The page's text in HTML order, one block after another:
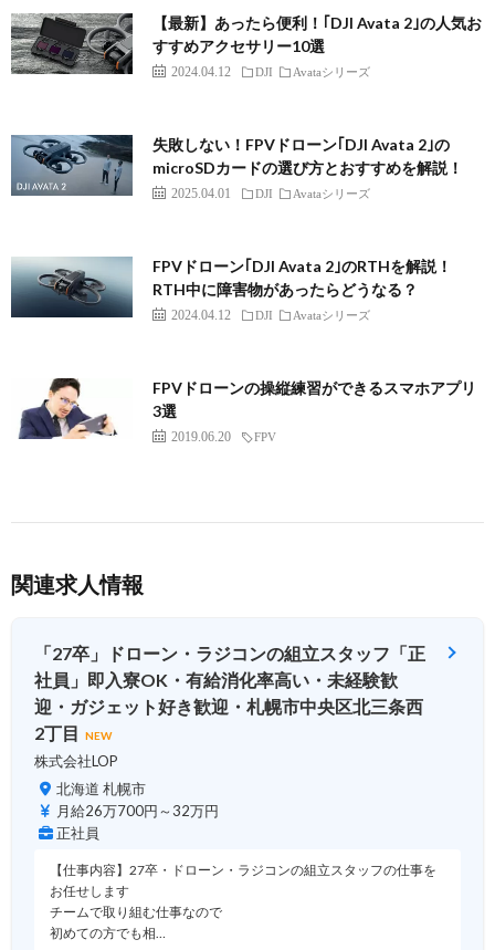
【最新】あったら便利！｢DJI Avata 2｣の人気お
すすめアクセサリー10選
2024.04.12 DJI Avataシリーズ
失敗しない！FPVドローン｢DJI Avata 2｣の
microSDカードの選び方とおすすめを解説！
2025.04.01 DJI Avataシリーズ
FPVドローン｢DJI Avata 2｣のRTHを解説！
RTH中に障害物があったらどうなる？
2024.04.12 DJI Avataシリーズ
FPVドローンの操縦練習ができるスマホアプリ
3選
2019.06.20 FPV
関連求人情報
「27卒」ドローン・ラジコンの組立スタッフ「正
社員」即入寮OK・有給消化率高い・未経験歓
迎・ガジェット好き歓迎・札幌市中央区北三条西
2丁目 NEW
株式会社LOP
北海道 札幌市
月給26万700円～32万円
正社員
【仕事内容】27卒・ドローン・ラジコンの組立スタッフの仕事を
お任せします
チームで取り組む仕事なので
初めての方でも相…